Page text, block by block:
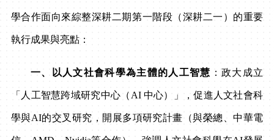
學合作面向來綜整深耕二期第一階段（深耕二一）的重要
執行成果與亮點：
一、以人文社會科學為主體的人工智慧 ：政大成立
「人工智慧跨域研究中心（ AI 中心）」，促進人文社會科
學與AI的交叉研究，開展多項研究計畫（與榮總、中華電